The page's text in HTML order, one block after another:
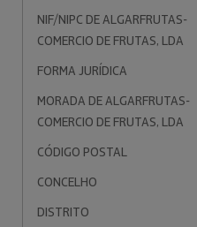
NIF/NIPC DE ALGARFRUTAS-
COMERCIO DE FRUTAS, LDA
FORMA JURÍDICA
MORADA DE ALGARFRUTAS-
COMERCIO DE FRUTAS, LDA
CÓDIGO POSTAL
CONCELHO
DISTRITO